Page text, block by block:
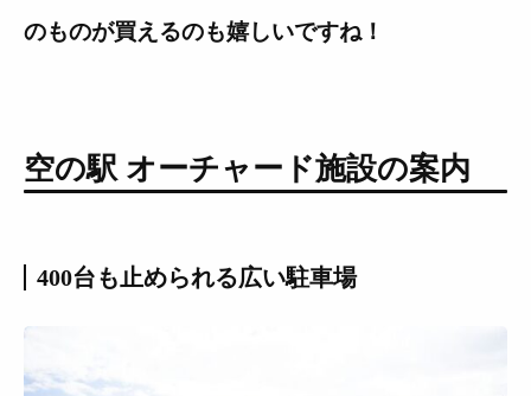
のものが買えるのも嬉しいですね！
空の駅 オーチャード施設の案内
400台も止められる広い駐車場